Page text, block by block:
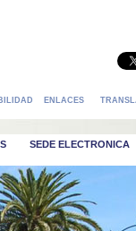
ENLACES
SEDE ELECTRONICA